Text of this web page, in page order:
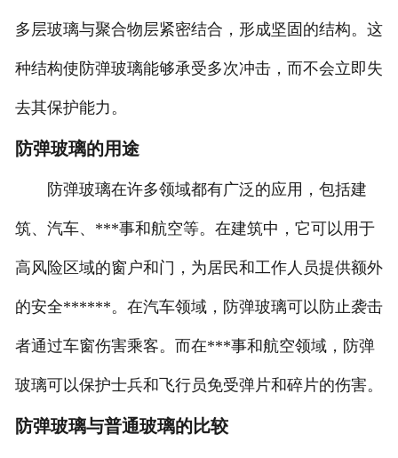
多层玻璃与聚合物层紧密结合，形成坚固的结构。这
种结构使防弹玻璃能够承受多次冲击，而不会立即失
去其保护能力。
防弹玻璃的用途
防弹玻璃在许多领域都有广泛的应用，包括建
筑、汽车、***事和航空等。在建筑中，它可以用于
高风险区域的窗户和门，为居民和工作人员提供额外
的安全******。在汽车领域，防弹玻璃可以防止袭击
者通过车窗伤害乘客。而在***事和航空领域，防弹
玻璃可以保护士兵和飞行员免受弹片和碎片的伤害。
防弹玻璃与普通玻璃的比较